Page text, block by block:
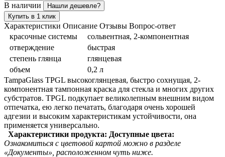
В наличии
Нашли дешевле?
Купить в 1 клик
Характеристики Описание Отзывы Вопрос-ответ
красочные системы
сольвентная, 2-компонентная
отверждение
быстрая
степень глянца
глянцевая
объем
0,2 л
TampaGlass TPGL высокоглянцевая, быстро сохнущая, 2-
компонентная тампонная краска для стекла и многих других
субстратов. TPGL подкупает великолепным внешним видом
отпечатка, ею легко печатать, благодаря очень хорошей
адгезии и высоким характеристикам устойчивости, она
применяется универсально.
Характеристики продукта: Доступные цвета:
Ознакомиться с цветовой картой можно в разделе
«Документы», расположенном чуть ниже.